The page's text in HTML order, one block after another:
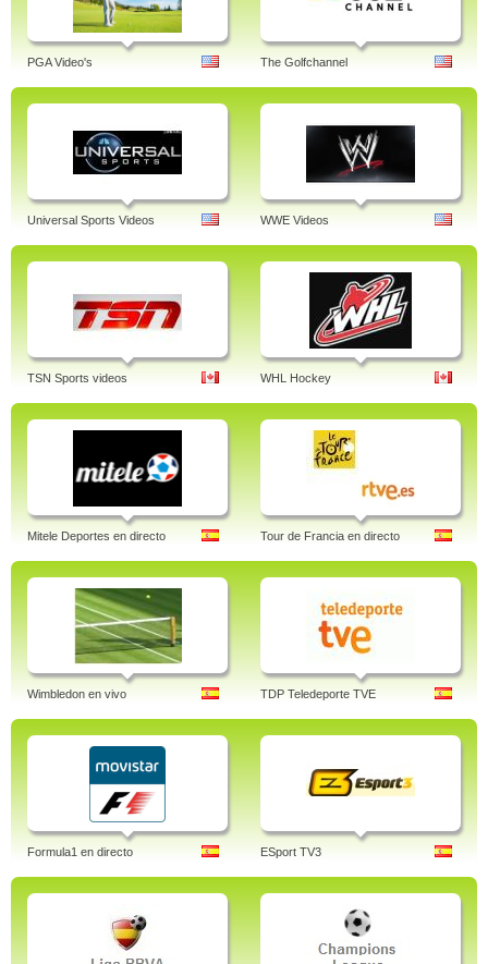
PGA Video's The Golfchannel
Universal Sports Videos WWE Videos
TSN Sports videos WHL Hockey
Mitele Deportes en directo Tour de Francia en directo
Wimbledon en vivo TDP Teledeporte TVE
Formula1 en directo ESport TV3